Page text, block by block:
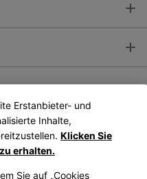
Bose Connect
App
Erstanbieter- und
Inhalte,
Klicken Sie
erhalten.
Sie auf „Cookies